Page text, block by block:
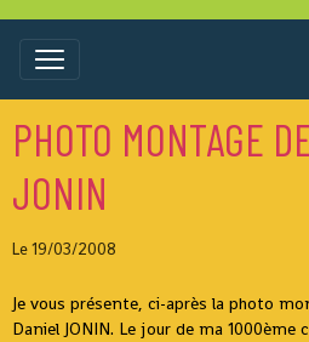
PHOTO MONTAGE
JONIN
Le 19/03/2008
Je vous présente, ci-après la photo
Daniel JONIN. Le jour de ma